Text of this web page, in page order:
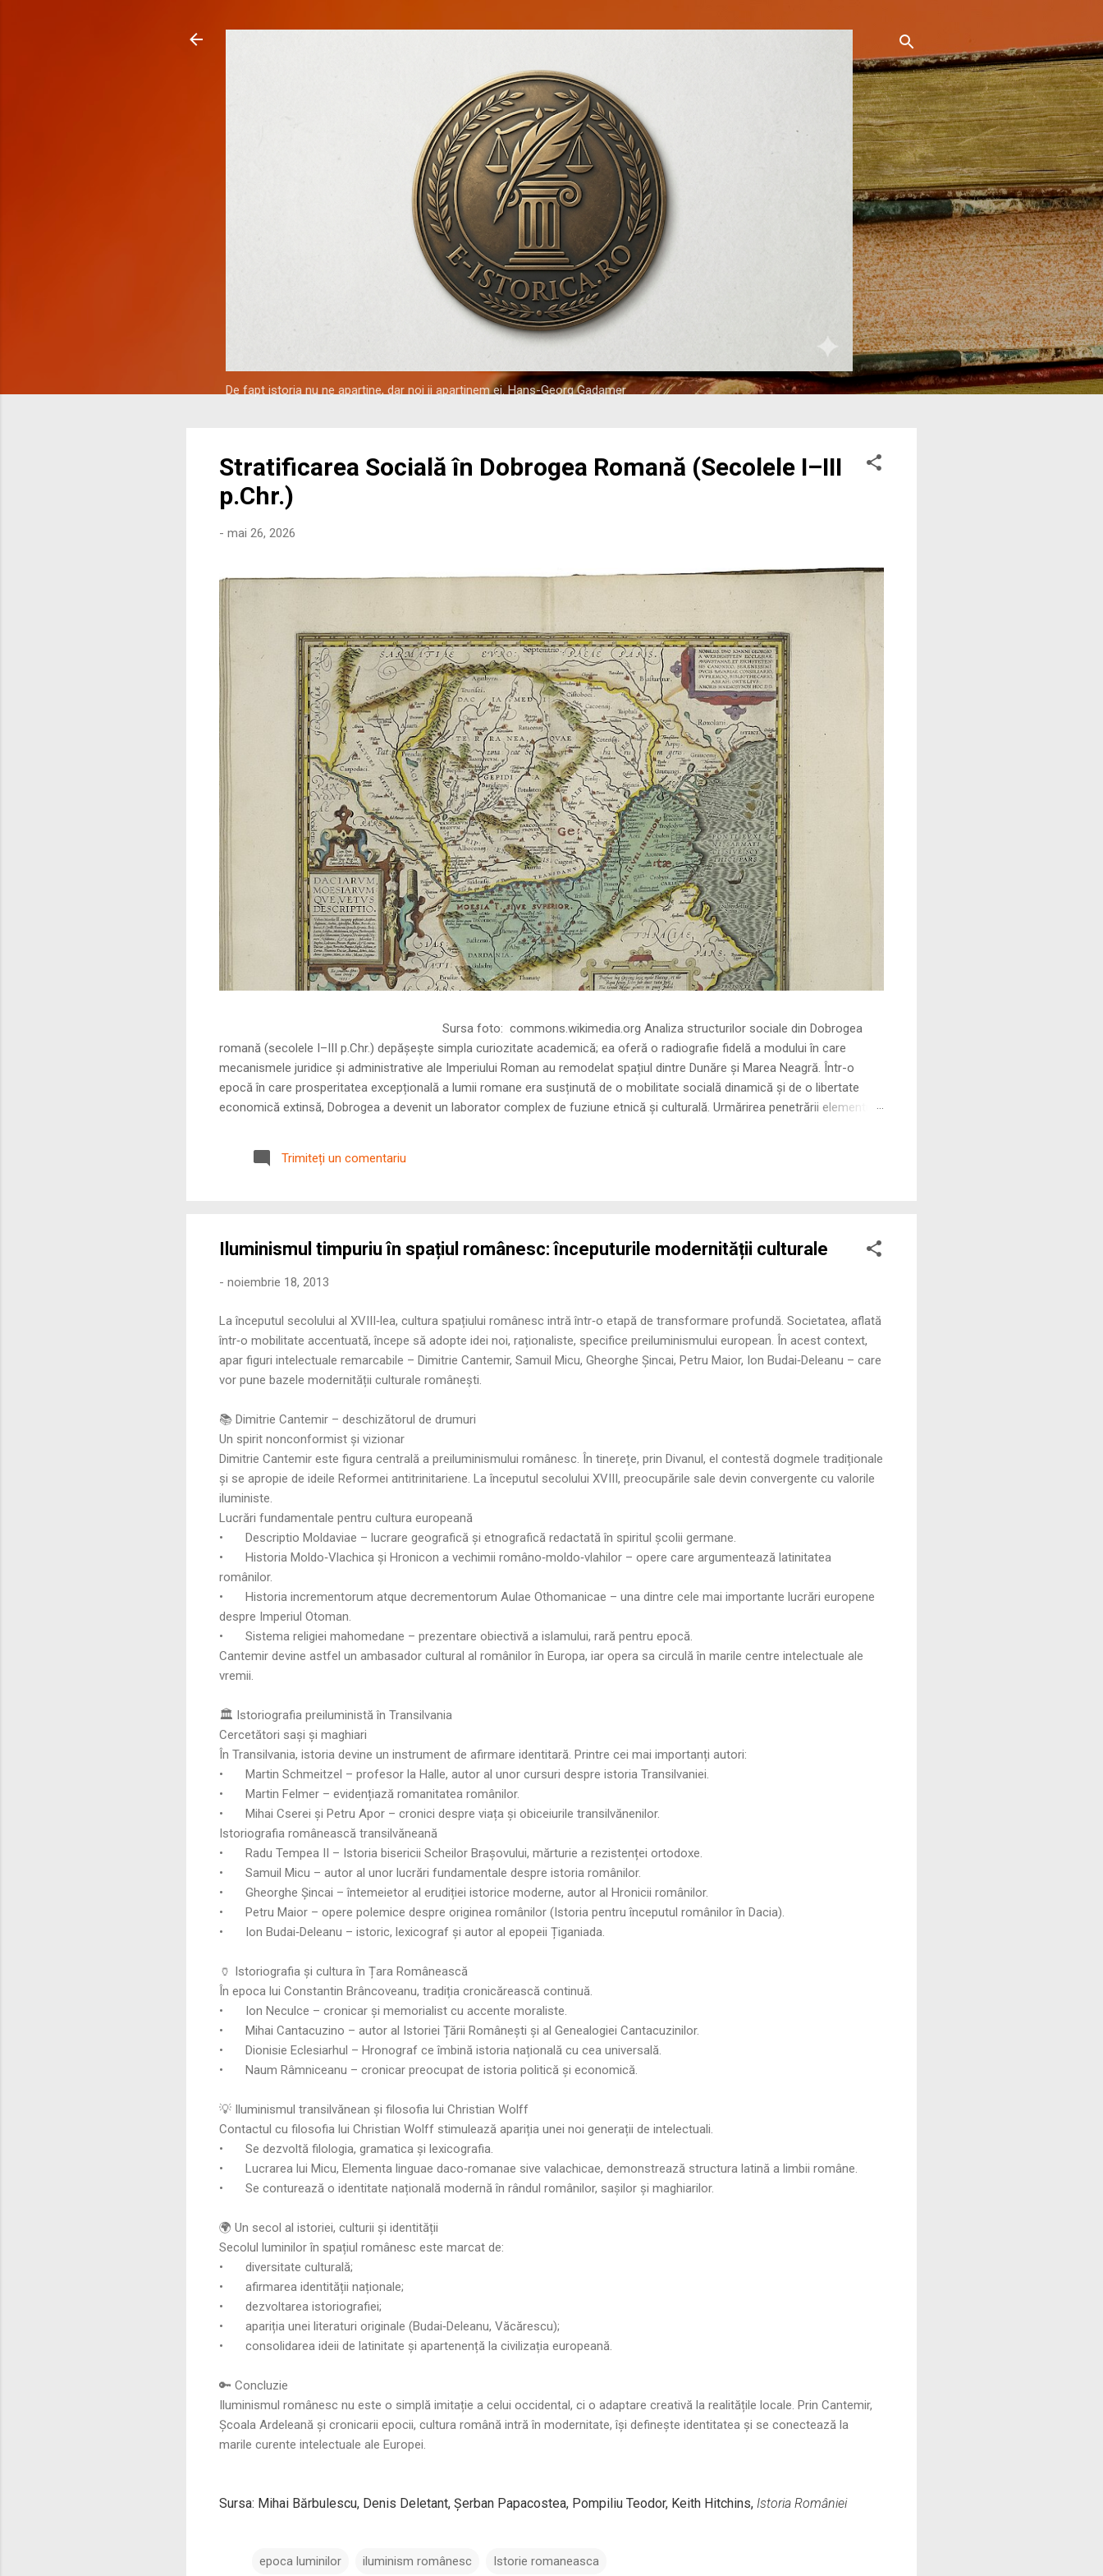
De fapt istoria nu ne apartine, dar noi ii apartinem ei. Hans-Georg Gadamer
Stratificarea Socială în Dobrogea Romană (Secolele I–III
p.Chr.)
- mai 26, 2026
Sursa foto: commons.wikimedia.org Analiza structurilor sociale din Dobrogea
romană (secolele I–III p.Chr.) depășește simpla curiozitate academică; ea oferă o radiografie fidelă a modului în care
mecanismele juridice și administrative ale Imperiului Roman au remodelat spațiul dintre Dunăre și Marea Neagră. Într-o
epocă în care prosperitatea excepțională a lumii romane era susținută de o mobilitate socială dinamică și de o libertate
economică extinsă, Dobrogea a devenit un laborator complex de fuziune etnică și culturală. Urmărirea penetrării elementului
precizie profunzimea și ritmul procesului de rom...
Trimiteți un comentariu
Iluminismul timpuriu în spațiul românesc: începuturile modernității culturale
- noiembrie 18, 2013
La începutul secolului al XVIII‑lea, cultura spațiului românesc intră într‑o etapă de transformare profundă. Societatea, aflată
într‑o mobilitate accentuată, începe să adopte idei noi, raționaliste, specifice preiluminismului european. În acest context,
apar figuri intelectuale remarcabile – Dimitrie Cantemir, Samuil Micu, Gheorghe Șincai, Petru Maior, Ion Budai‑Deleanu – care
vor pune bazele modernității culturale românești.
📚 Dimitrie Cantemir – deschizătorul de drumuri
Un spirit nonconformist și vizionar
Dimitrie Cantemir este figura centrală a preiluminismului românesc. În tinerețe, prin Divanul, el contestă dogmele tradiționale
și se apropie de ideile Reformei antitrinitariene. La începutul secolului XVIII, preocupările sale devin convergente cu valorile
iluministe.
Lucrări fundamentale pentru cultura europeană
•
Descriptio Moldaviae – lucrare geografică și etnografică redactată în spiritul școlii germane.
•
Historia Moldo‑Vlachica și Hronicon a vechimii româno‑moldo‑vlahilor – opere care argumentează latinitatea
românilor.
•
Historia incrementorum atque decrementorum Aulae Othomanicae – una dintre cele mai importante lucrări europene
despre Imperiul Otoman.
•
Sistema religiei mahomedane – prezentare obiectivă a islamului, rară pentru epocă.
Cantemir devine astfel un ambasador cultural al românilor în Europa, iar opera sa circulă în marile centre intelectuale ale
vremii.
🏛️ Istoriografia preiluministă în Transilvania
Cercetători sași și maghiari
În Transilvania, istoria devine un instrument de afirmare identitară. Printre cei mai importanți autori:
•
Martin Schmeitzel – profesor la Halle, autor al unor cursuri despre istoria Transilvaniei.
•
Martin Felmer – evidențiază romanitatea românilor.
•
Mihai Cserei și Petru Apor – cronici despre viața și obiceiurile transilvănenilor.
Istoriografia românească transilvăneană
•
Radu Tempea II – Istoria bisericii Scheilor Brașovului, mărturie a rezistenței ortodoxe.
•
Samuil Micu – autor al unor lucrări fundamentale despre istoria românilor.
•
Gheorghe Șincai – întemeietor al erudiției istorice moderne, autor al Hronicii românilor.
•
Petru Maior – opere polemice despre originea românilor (Istoria pentru începutul românilor în Dacia).
•
Ion Budai‑Deleanu – istoric, lexicograf și autor al epopeii Țiganiada.
🏺 Istoriografia și cultura în Țara Românească
În epoca lui Constantin Brâncoveanu, tradiția cronicărească continuă.
•
Ion Neculce – cronicar și memorialist cu accente moraliste.
•
Mihai Cantacuzino – autor al Istoriei Țării Românești și al Genealogiei Cantacuzinilor.
•
Dionisie Eclesiarhul – Hronograf ce îmbină istoria națională cu cea universală.
•
Naum Râmniceanu – cronicar preocupat de istoria politică și economică.
💡 Iluminismul transilvănean și filosofia lui Christian Wolff
Contactul cu filosofia lui Christian Wolff stimulează apariția unei noi generații de intelectuali.
•
Se dezvoltă filologia, gramatica și lexicografia.
•
Lucrarea lui Micu, Elementa linguae daco‑romanae sive valachicae, demonstrează structura latină a limbii române.
•
Se conturează o identitate națională modernă în rândul românilor, sașilor și maghiarilor.
🌍 Un secol al istoriei, culturii și identității
Secolul luminilor în spațiul românesc este marcat de:
•
diversitate culturală;
•
afirmarea identității naționale;
•
dezvoltarea istoriografiei;
•
apariția unei literaturi originale (Budai‑Deleanu, Văcărescu);
•
consolidarea ideii de latinitate și apartenență la civilizația europeană.
🔑 Concluzie
Iluminismul românesc nu este o simplă imitație a celui occidental, ci o adaptare creativă la realitățile locale. Prin Cantemir,
Școala Ardeleană și cronicarii epocii, cultura română intră în modernitate, își definește identitatea și se conectează la
marile curente intelectuale ale Europei.
Sursa: Mihai Bărbulescu, Denis Deletant, Șerban Papacostea, Pompiliu Teodor, Keith Hitchins, Istoria României
epoca luminilor iluminism românesc Istorie romaneasca